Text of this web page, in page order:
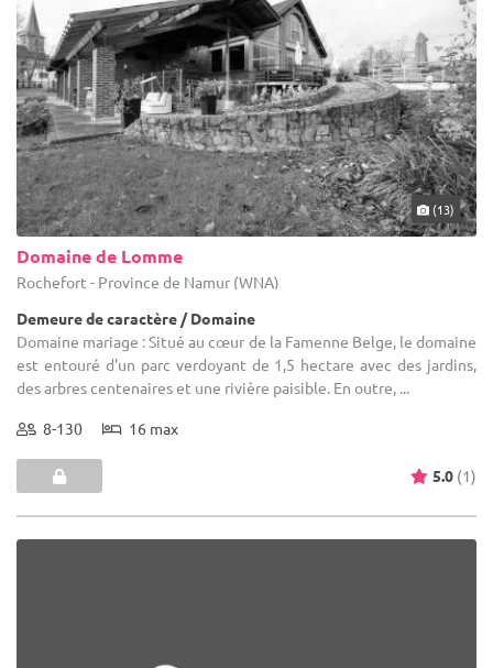
(13)
Domaine de Lomme
Rochefort - Province de Namur (WNA)
Demeure de caractère / Domaine
Domaine mariage : Situé au cœur de la Famenne Belge, le domaine
est entouré d'un parc verdoyant de 1,5 hectare avec des jardins,
des arbres centenaires et une rivière paisible. En outre, ...
8-130 16 max
5.0 (1)